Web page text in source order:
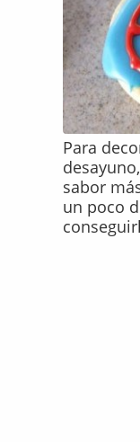
Para
sabor
un poco